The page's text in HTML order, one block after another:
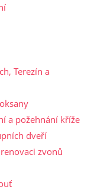
Terezín a
a požehnání kříže
dveří
zvonů